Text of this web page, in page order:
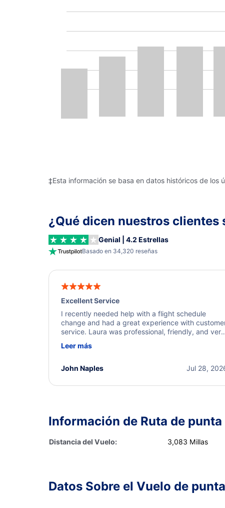
‡Esta información se basa en datos históricos de los
¿Qué dicen nuestros
Genial | 4.2 Estrellas
Basado en 34,320 reseñas
Excellent Service
I recently needed help with a flight schedule
change and had a great experience with
service. Laura was professional, friendly, and very
a solution and kept me informed of the next steps.
Leer más
Jul 28,
John Naples
Información de Ruta de punta
Distancia del Vuelo: 3,083 Millas
Datos Sobre el Vuelo de